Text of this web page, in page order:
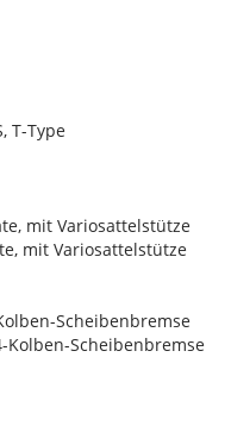
T-Type
mit Variosattelstütze
mit Variosattelstütze
Scheibenbremse
Kolben-Scheibenbremse